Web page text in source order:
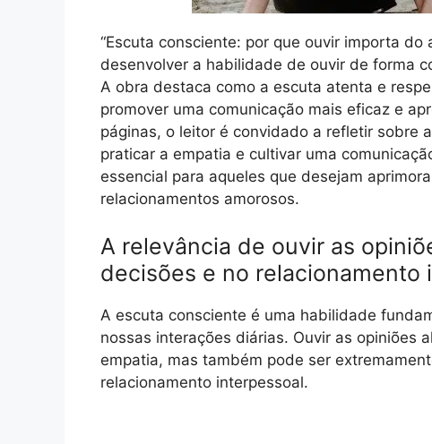
“Escuta consciente: por que ouvir importa
desenvolver a habilidade de ouvir de forma
A obra destaca como a escuta atenta e
promover uma comunicação mais eficaz e
páginas, o leitor é convidado a refletir sobre
praticar a empatia e cultivar uma
essencial para aqueles que desejam
relacionamentos amorosos.
A relevância de ouvir as
decisões e no relacionamento
A escuta consciente é uma habilidade
nossas interações diárias. Ouvir as opiniões
empatia, mas também pode ser
relacionamento interpessoal.